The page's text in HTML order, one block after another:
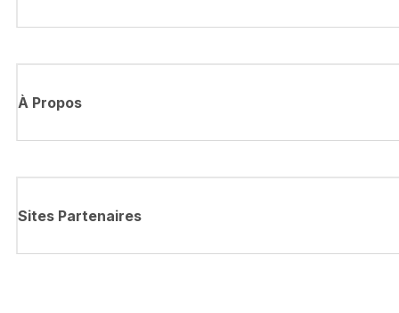
À Propos
Sites Partenaires